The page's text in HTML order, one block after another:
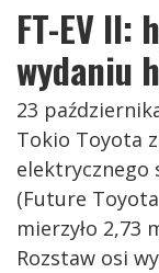
FT-EV II:
wydaniu
23
Tokio Toyota
elektrycznego
(Future
mierzyło 2,73
Rozstaw osi